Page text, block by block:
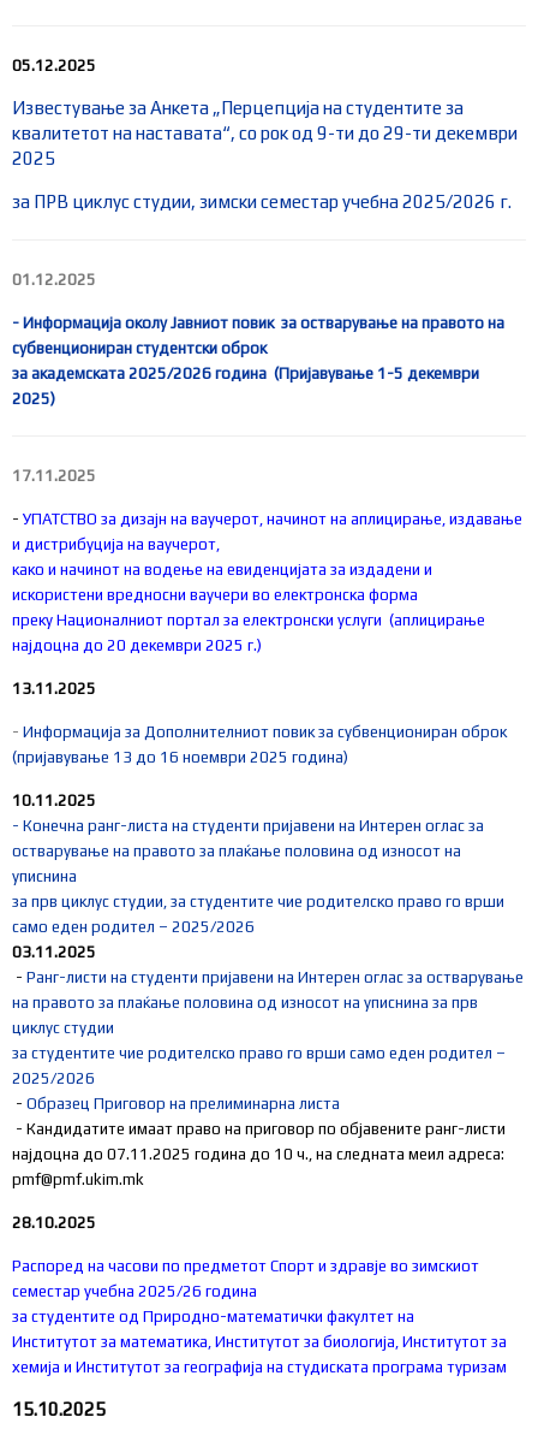
05.12.2025
Известување за Анкета „Перцепција на студентите за
квалитетот на наставата“, со рок од 9-ти до 29-ти декември
2025
за ПРВ циклус студии, зимски семестар учебна 2025/2026 г.
01.12.2025
- Информација околу Јавниот повик за остварување на правото на
субвенциониран студентски оброк
за академската 2025/2026 година (Пријавување 1-5 декември
2025)
17.11.2025
- УПАТСТВО за дизајн на ваучерот, начинот на аплицирање, издавање
и дистрибуција на ваучерот,
како и начинот на водење на евиденцијата за издадени и
искористени вредносни ваучери во електронска форма
преку Националниот портал за електронски услуги (аплицирање
најдоцна до 20 декември 2025 г.)
13.11.2025
- Информација за Дополнителниот повик за субвенциониран оброк
(пријавување 13 до 16 ноември 2025 година)
10.11.2025
- Конечна ранг-листа на студенти пријавени на Интерен оглас за
остварување на правото за плаќање половина од износот на
уписнина
за прв циклус студии, за студентите чие родителско право го врши
само еден родител – 2025/2026
03.11.2025
- Ранг-листи на студенти пријавени на Интерен оглас за остварување
на правото за плаќање половина од износот на уписнина за прв
циклус студии
за студентите чие родителско право го врши само еден родител –
2025/2026
- Образец Приговор на прелиминарна листа
- Кандидатите имаат право на приговор по објавените ранг-листи
најдоцна до 07.11.2025 година до 10 ч., на следната меил адреса:
pmf@pmf.ukim.mk
28.10.2025
Распоред на часови по предметот Спорт и здравје во зимскиот
семестар учебна 2025/26 година
за студентите од Природно-математички факултет на
Институтот за математика, Институтот за биологија, Институтот за
хемија и Институтот за географија на студиската програма туризам
15.10.2025